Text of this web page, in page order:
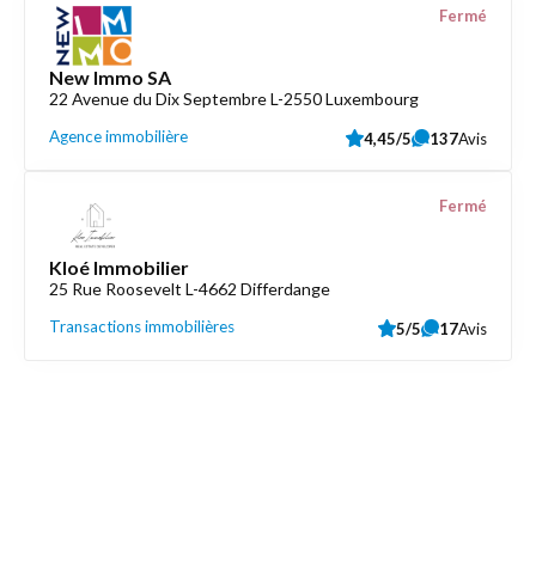
New Immo SA
22 Avenue du Dix Septembre L-2550 Luxembourg
Agence immobilière
Fermé
4,45/5 137Avis
Kloé Immobilier
25 Rue Roosevelt L-4662 Differdange
Transactions immobilières
Fermé
5/5 17Avis